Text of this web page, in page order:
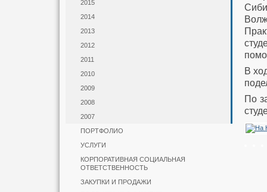
2015
2014
2013
2012
2011
2010
2009
2008
2007
ПОРТФОЛИО
УСЛУГИ
КОРПОРАТИВНАЯ СОЦИАЛЬНАЯ
ОТВЕТСТВЕННОСТЬ
ЗАКУПКИ И ПРОДАЖИ
В
По